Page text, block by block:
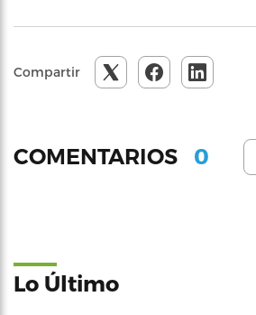
Compartir
COMENTARIOS 0
Lo Último